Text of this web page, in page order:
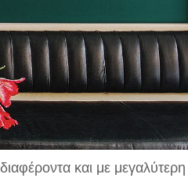
και με μεγαλύτερη